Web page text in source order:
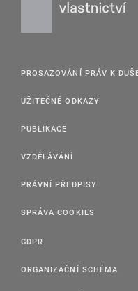
PROSAZOVÁNÍ PRÁV K
UŽITEČNÉ ODKAZY
PUBLIKACE
VZDĚLÁVÁNÍ
PRÁVNÍ PŘEDPISY
SPRÁVA COOKIES
GDPR
ORGANIZAČNÍ SCHÉMA